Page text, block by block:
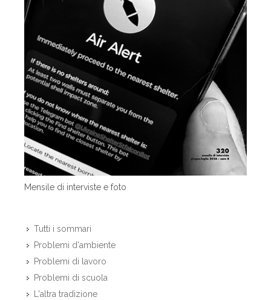
Mensile di interviste e foto
Tutti i sommari
Problemi d'ambiente
Problemi di lavoro
Problemi di scuola
L'altra tradizione